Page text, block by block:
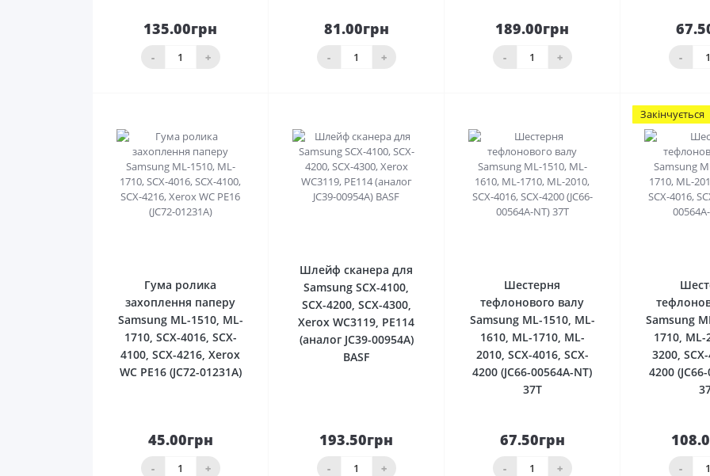
135.00грн
- +
До
кошика
81.00грн
- +
кошика
189.00грн
- +
До
кошика
-
Гума ролика
захоплення паперу
Samsung ML-1510, ML-
1710, SCX-4016, SCX-
4100, SCX-4216, Xerox
WC PE16 (JC72-01231A)
45.00грн
- +
кошика
Шлейф сканера для
Samsung SCX-4100,
SCX-4200, SCX-4300,
Xerox WC3119, РE114
(аналог JC39-00954A)
BASF
193.50грн
- +
До
кошика
Шестерня
тефлонового валу
Samsung ML-1510, ML-
1610, ML-1710, ML-
2010, SCX-4016, SCX-
4200 (JC66-00564A-NT)
37T
67.50грн
- +
кошика
Закінчується
Samsung
1710, ML-
3200,
4200
-